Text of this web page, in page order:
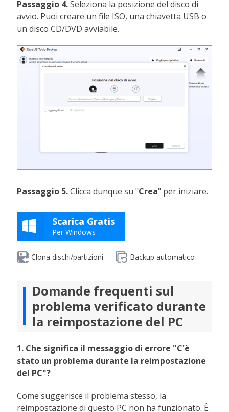
Passaggio 4.Seleziona la posizione del disco di
avvio. Puoi creare un file ISO, una chiavetta USB o
un disco CD/DVD avviabile.
Passaggio 5.Clicca dunque su "Crea" per iniziare.
Scarica Gratis
Per Windows
Clona dischi/partizioni Backup automatico
Domande frequenti sul
problema verificato durante
la reimpostazione del PC
1. Che significa il messaggio di errore "C'è
stato un problema durante la reimpostazione
del PC"?
Come suggerisce il problema stesso, la
reimpostazione di questo PC non ha funzionato. È